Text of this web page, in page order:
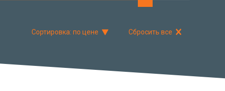
Сбросить все
Сортировка: по цене